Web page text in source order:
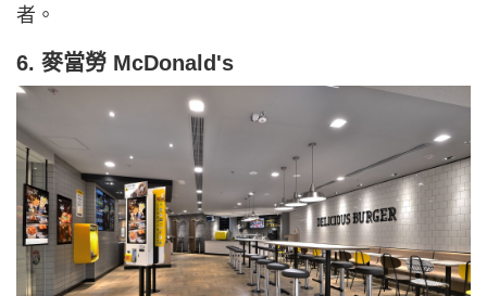
者。
6. 麥當勞 McDonald's